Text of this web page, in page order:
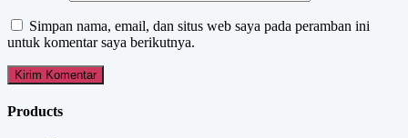
Simpan nama, email, dan situs web saya pada peramban ini
untuk komentar saya berikutnya.
Products